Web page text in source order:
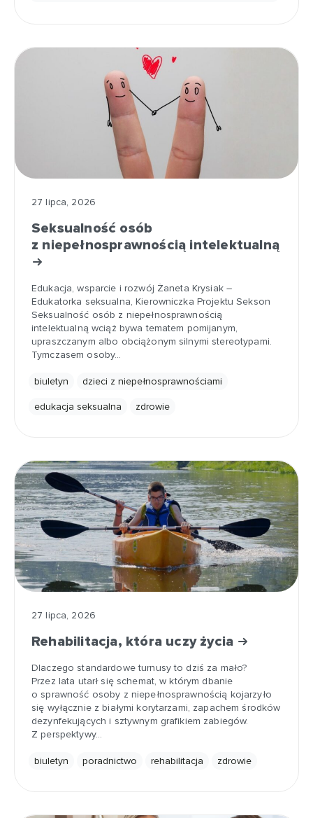
27 lipca, 2026
Seksualność osób
z niepełnosprawnością intelektualną
Edukacja, wsparcie i rozwój Żaneta Krysiak –
Edukatorka seksualna, Kierowniczka Projektu Sekson
Seksualność osób z niepełnosprawnością
intelektualną wciąż bywa tematem pomijanym,
upraszczanym albo obciążonym silnymi stereotypami.
Tymczasem osoby…
biuletyn dzieci z niepełnosprawnościami
edukacja seksualna zdrowie
27 lipca, 2026
Rehabilitacja, która uczy życia
Dlaczego standardowe turnusy to dziś za mało?
Przez lata utarł się schemat, w którym dbanie
o sprawność osoby z niepełnosprawnością kojarzyło
się wyłącznie z białymi korytarzami, zapachem środków
dezynfekujących i sztywnym grafikiem zabiegów.
Z perspektywy…
biuletyn poradnictwo rehabilitacja zdrowie